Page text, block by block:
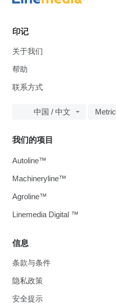
印记
关于我们
帮助
联系方式
中国 / 中文 Metric
信息
条款与条件
隐私政策
安全提示
我们的项目
Autoline™
Machineryline™
Agroline™
Linemedia Digital ™